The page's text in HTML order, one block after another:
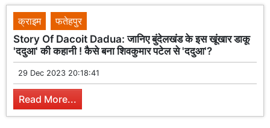
क्राइम
फतेहपुर
Story Of Dacoit Dadua: जानिए बुंदेलखंड के इस खूंखार डाकू
'ददुआ' की कहानी ! कैसे बना शिवकुमार पटेल से 'ददुआ'?
29 Dec 2023 20:18:41
Read More...